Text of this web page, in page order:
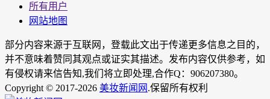
所有用户
网站地图
部分内容来源于互联网，登载此文出于传递更多信息之目的，
并不意味着赞同其观点或证实其描述。发布内容仅供参考，如
有侵权请来信告知,我们将立即处理,合作Q：906207380。
Copyright © 2017-2026 美妆新闻网 .保留所有权利